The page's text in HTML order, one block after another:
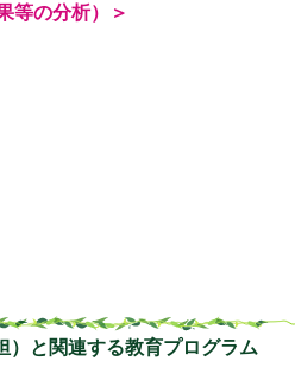
等の分析）＞
）と関連する教育プログラム